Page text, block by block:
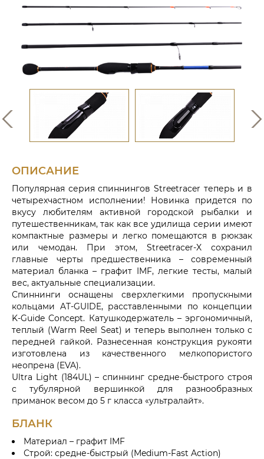
ОПИСАНИЕ
Популярная серия спиннингов Streetracer теперь и в
четырехчастном исполнении! Новинка придется по
вкусу любителям активной городской рыбалки и
путешественникам, так как все удилища серии имеют
компактные размеры и легко помещаются в рюкзак
или чемодан. При этом, Streetracer-X сохранил
главные черты предшественника – современный
материал бланка – графит IMF, легкие тесты, малый
вес, актуальные специализации.
Спиннинги оснащены сверхлегкими пропускными
кольцами AT-GUIDE, расставленными по концепции
K-Guide Concept. Катушкодержатель – эргономичный,
теплый (Warm Reel Seat) и теперь выполнен только с
передней гайкой. Разнесенная конструкция рукояти
изготовлена из качественного мелкопористого
неопрена (EVA).
Ultra Light (184UL) – спиннинг средне-быстрого строя
с тубулярной вершинкой для разнообразных
приманок весом до 5 г класса «ультралайт».
БЛАНК
Материал – графит IMF
Строй: средне-быстрый (Medium-Fast Action)